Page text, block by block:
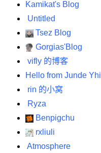
Kamikat's Blog
Untitled
Tsez Blog
Gorgias'Blog
vifly 的博客
Hello from Junde Yhi
rin 的小窝
Ryza
Benpigchu
rxliuli
Atmosphere